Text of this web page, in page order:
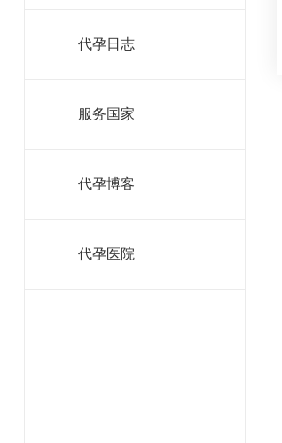
代孕日志
服务国家
代孕博客
代孕医院